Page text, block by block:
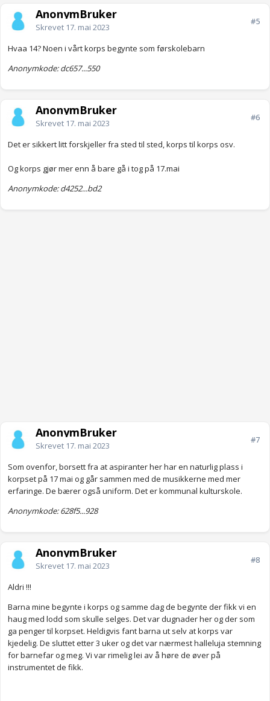
AnonymBruker
Skrevet 17. mai 2023
#5
Hvaa 14? Noen i vårt korps begynte som førskolebarn
Anonymkode: dc657...550
AnonymBruker
Skrevet 17. mai 2023
#6
Det er sikkert litt forskjeller fra sted til sted, korps til korps osv.
Og korps gjør mer enn å bare gå i tog på 17.mai
Anonymkode: d4252...bd2
AnonymBruker
Skrevet 17. mai 2023
#7
Som ovenfor, borsett fra at aspiranter her har en naturlig plass i
korpset på 17 mai og går sammen med de musikkerne med mer
erfaringe. De bærer også uniform. Det er kommunal kulturskole.
Anonymkode: 628f5...928
AnonymBruker
Skrevet 17. mai 2023
#8
Aldri !!!
Barna mine begynte i korps og samme dag de begynte der fikk vi en
haug med lodd som skulle selges. Det var dugnader her og der som
ga penger til korpset. Heldigvis fant barna ut selv at korps var
kjedelig. De sluttet etter 3 uker og det var nærmest halleluja stemning
for barnefar og meg. Vi var rimelig lei av å høre de øver på
instrumentet de fikk.